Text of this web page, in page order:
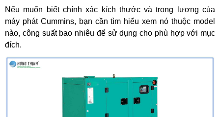
Nếu muốn biết chính xác kích thước và trọng lượng của
máy phát Cummins, bạn cần tìm hiểu xem nó thuộc model
nào, công suất bao nhiêu để sử dụng cho phù hợp với mục
đích.